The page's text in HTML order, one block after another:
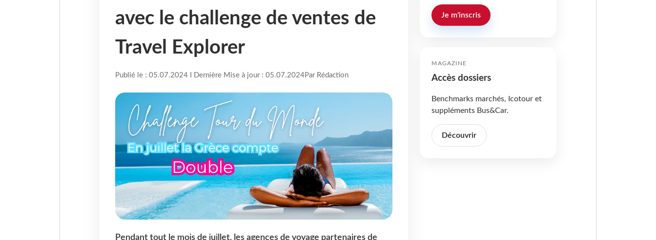
avec le challenge de ventes de
Travel Explorer
Publié le : 05.07.2024 I Dernière Mise à jour : 05.07.2024Par Rédaction
Pendant tout le mois de juillet, les agences de voyage partenaires de
Je m'inscris
MAGAZINE
Accès dossiers
Benchmarks marchés, Icotour et
suppléments Bus&Car.
Découvrir